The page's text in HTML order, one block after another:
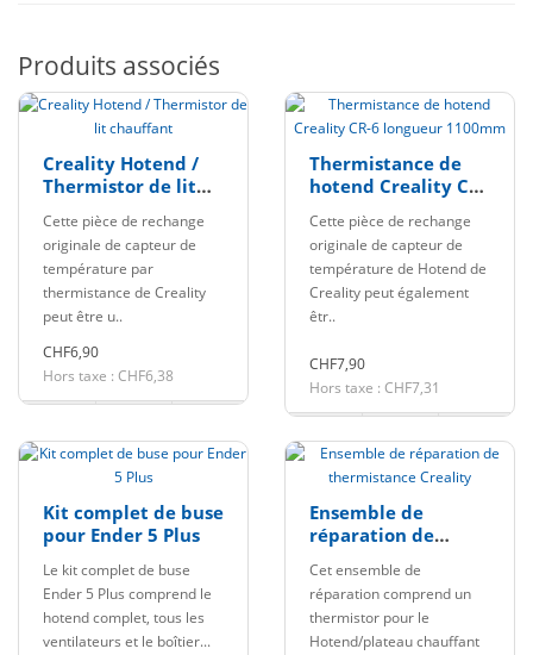
Produits associés
Creality Hotend /
Thermistor de lit
Cette pièce de rechange
originale de capteur de
température par
thermistance de Creality
peut être u..
CHF6,90
Hors taxe : CHF6,38
Thermistance de
hotend Creality CR-
Cette pièce de rechange
originale de capteur de
température de Hotend de
Creality peut également
êtr..
CHF7,90
Hors taxe : CHF7,31
Kit complet de buse
pour Ender 5 Plus
Le kit complet de buse
Ender 5 Plus comprend le
hotend complet, tous les
ventilateurs et le boîtier...
Ensemble de
réparation de
Creality
Cet ensemble de
réparation comprend un
thermistor pour le
Hotend/plateau chauffant